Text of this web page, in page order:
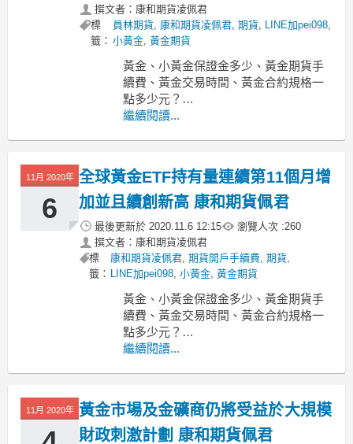
撰文者：康和期貨凌佩君
標
籤：
員林期貨, 康和期貨凌佩君,期貨, LINE加pei098,
小黃金,黃金期貨
黃金、小黃金保證金多少、黃金期貨手
續費、黃金交易時間、黃金合約規格一
點多少元？
-----------------------------------------------------
MoneyDJ新聞 2020-11-11 07:55:21 記者
繼續閱讀...
11月 2020年
6
全球黃金ETF持有量連續第11個月增
加並且續創新高 康和期貨佩君
最後更新於 2020.11.6 12:15 瀏覽人次 :260
撰文者：康和期貨凌佩君
標
籤：
康和期貨凌佩君, 期貨開戶手續費, 期貨,
LINE加pei098, 小黃金, 黃金期貨
黃金、小黃金保證金多少、黃金期貨手
續費、黃金交易時間、黃金合約規格一
點多少元？
-----------------------------------------------------
MoneyDJ新聞 2020-11-06 10:21:33 記者
繼續閱讀...
11月 2020年
黃金市場及金礦商仍將受益於大規模
財政刺激計劃 康和期貨佩君